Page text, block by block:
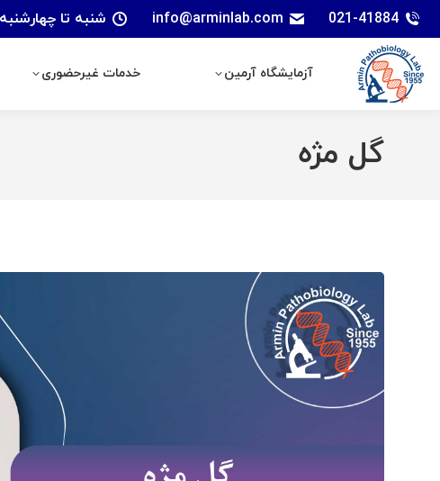
021-41884
info@arminlab.com شنبه تا چهارشنبه: 7 الی 18 | پنجشنبه: 7 الی 16 | جمعه
آزمایشگاه آرمین خدمات غیرحضوری
گل‌ مژه
آزمایشگاه آرمین خدمات غیرحضوری